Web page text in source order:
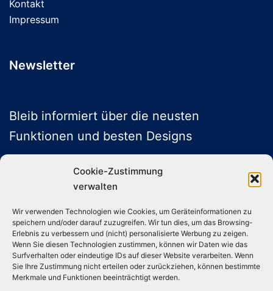
Cookie-Zustimmung
verwalten
Wir verwenden Technologien wie Cookies, um Geräteinformationen zu
speichern und/oder darauf zuzugreifen. Wir tun dies, um das Browsing-
Erlebnis zu verbessern und (nicht) personalisierte Werbung zu zeigen.
Wenn Sie diesen Technologien zustimmen, können wir Daten wie das
Surfverhalten oder eindeutige IDs auf dieser Website verarbeiten. Wenn
Sie Ihre Zustimmung nicht erteilen oder zurückziehen, können bestimmte
Merkmale und Funktionen beeinträchtigt werden.
Kontakt
Impressum
Newsletter
Bleib informiert über die neusten
Funktionen und besten Designs
ABONNIEREN
Folge uns auf Social Media